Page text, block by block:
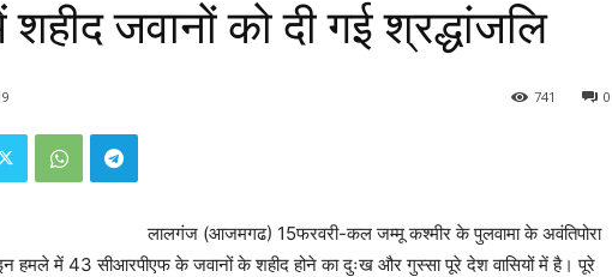
जवानों को दी गई श्रद्धांजलि
0
741
लालगंज (आजमगढ) 15फरवरी-कल जम्मू कश्मीर के पुलवामा के अवंतिपोरा
हमले में 43 सीआरपीएफ के जवानों के शहीद होने का दुःख और गुस्सा पूरे देश वासियों में है। पूरे